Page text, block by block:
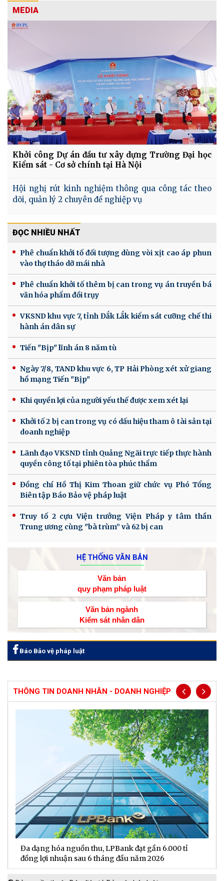
MEDIA
Khởi công Dự án đầu tư xây dựng Trường Đại học
Kiểm sát - Cơ sở chính tại Hà Nội
Hội nghị rút kinh nghiệm thông qua công tác theo
dõi, quản lý 2 chuyên đề nghiệp vụ
ĐỌC NHIỀU NHẤT
Phê chuẩn khởi tố đối tượng dùng vòi xịt cao áp phun
vào thợ tháo dỡ mái nhà
Phê chuẩn khởi tố thêm bị can trong vụ án truyền bá
văn hóa phẩm đồi trụy
VKSND khu vực 7, tỉnh Đắk Lắk kiểm sát cưỡng chế thi
hành án dân sự
Tiến "Bịp" lĩnh án 8 năm tù
Ngày 7/8, TAND khu vực 6, TP Hải Phòng xét xử giang
hồ mạng Tiến "Bịp"
Khi quyền lợi của người yếu thế được xem xét lại
Khởi tố 2 bị can trong vụ có dấu hiệu tham ô tài sản tại
doanh nghiệp
Lãnh đạo VKSND tỉnh Quảng Ngãi trực tiếp thực hành
quyền công tố tại phiên tòa phúc thẩm
Đồng chí Hồ Thị Kim Thoan giữ chức vụ Phó Tổng
Biên tập Báo Bảo vệ pháp luật
Truy tố 2 cựu Viện trưởng Viện Pháp y tâm thần
Trung ương cùng "bà trùm” và 62 bị can
HỆ THỐNG VĂN BẢN
Văn bản
quy phạm pháp luật
Văn bản ngành
Kiểm sát nhân dân
Báo Bảo vệ pháp luật
THÔNG TIN DOANH NHÂN - DOANH NGHIỆP
Đa dạng hóa nguồn thu, LPBank đạt gần 6.000 tỉ
đồng lợi nhuận sau 6 tháng đầu năm 2026